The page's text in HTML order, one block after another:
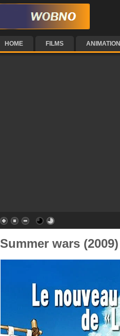
HOME FILMS ANIMATION
Summer wars (2009)